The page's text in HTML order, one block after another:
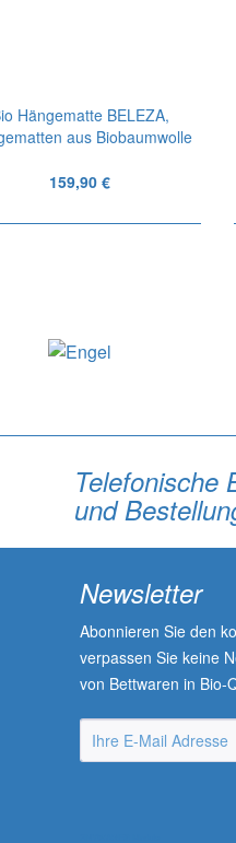
Hängematte BELEZA,
aus Biobaumwolle
159,90 €
Telefonische
und
Newsletter
Abonnieren Sie den
verpassen Sie keine
von Bettwaren in Bio-